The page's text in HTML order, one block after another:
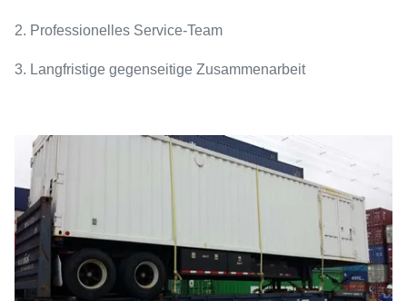
2. Professionelles Service-Team
3. Langfristige gegenseitige Zusammenarbeit